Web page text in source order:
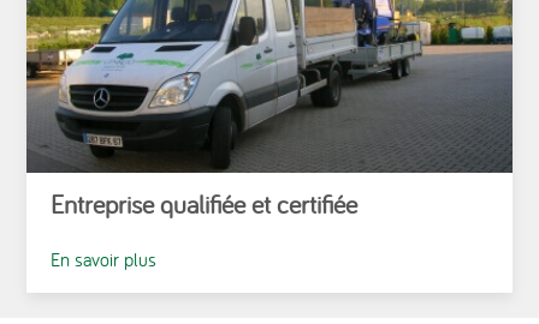
Entreprise qualifiée et certifiée
En savoir plus